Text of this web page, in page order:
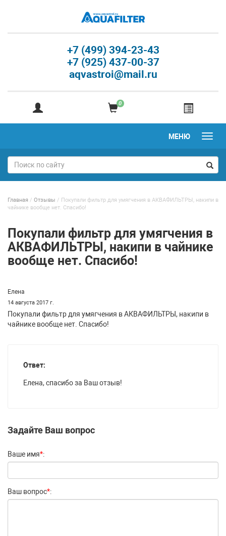
+7 (499) 394-23-43
+7 (925) 437-00-37
aqvastroi@mail.ru
0
МЕНЮ
Главная / Отзывы / Покупали фильтр для умягчения в АКВАФИЛЬТРЫ, накипи в
чайнике вообще нет. Спасибо!
Покупали фильтр для умягчения в
АКВАФИЛЬТРЫ, накипи в чайнике
вообще нет. Спасибо!
Елена
14 августа 2017 г.
Покупали фильтр для умягчения в АКВАФИЛЬТРЫ, накипи в
чайнике вообще нет. Спасибо!
Ответ:
Елена, спасибо за Ваш отзыв!
Задайте Ваш вопрос
Ваше имя*:
Ваш вопрос*: